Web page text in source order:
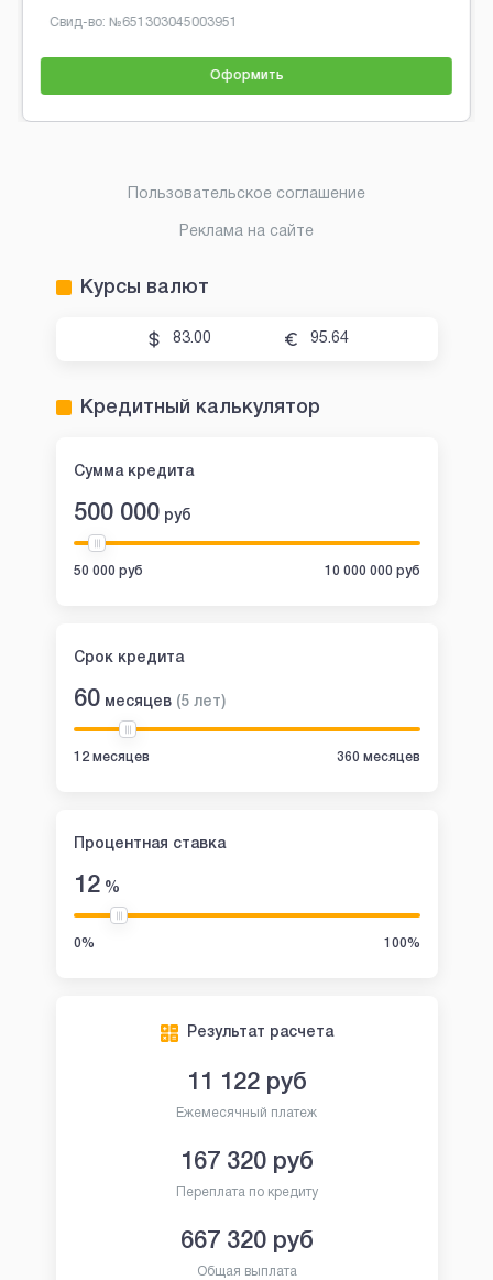
Свид-во: №651303045003951
Оформить
Пользовательское соглашение
Реклама на сайте
Курсы валют
83.00 95.64
Кредитный калькулятор
Сумма кредита
500 000 руб
50 000 руб 10 000 000 руб
Срок кредита
60 месяцев (5 лет)
12 месяцев 360 месяцев
Процентная ставка
12%
0% 100%
Результат расчета
11 122руб
Ежемесячный платеж
167 320руб
Переплата по кредиту
667 320руб
Общая выплата